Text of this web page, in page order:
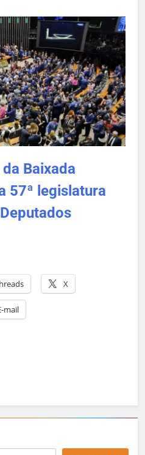
Baixada
57ª legislatura
X
mail